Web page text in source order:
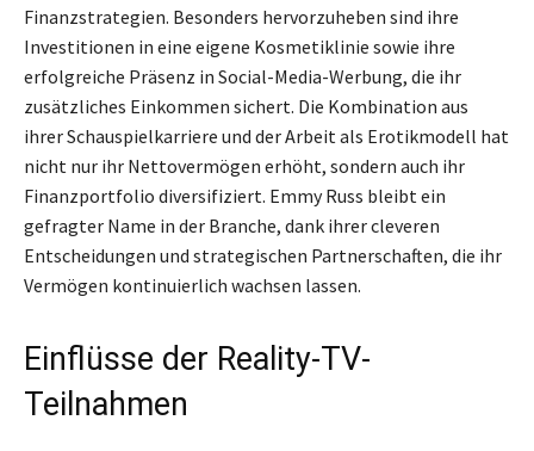
Finanzstrategien. Besonders hervorzuheben sind ihre
Investitionen in eine eigene Kosmetiklinie sowie ihre
erfolgreiche Präsenz in Social-Media-Werbung, die ihr
zusätzliches Einkommen sichert. Die Kombination aus
ihrer Schauspielkarriere und der Arbeit als Erotikmodell hat
nicht nur ihr Nettovermögen erhöht, sondern auch ihr
Finanzportfolio diversifiziert. Emmy Russ bleibt ein
gefragter Name in der Branche, dank ihrer cleveren
Entscheidungen und strategischen Partnerschaften, die ihr
Vermögen kontinuierlich wachsen lassen.
Einflüsse der Reality-TV-
Teilnahmen